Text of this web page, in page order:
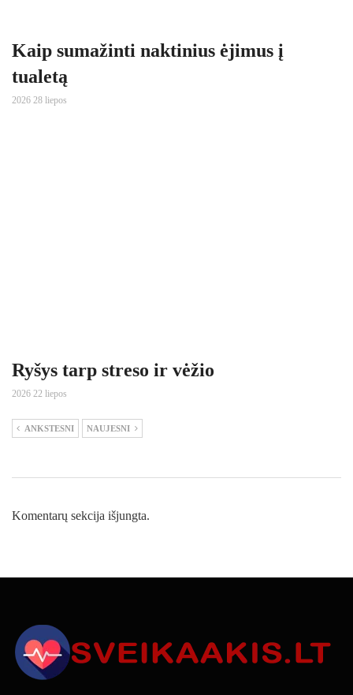
Kaip sumažinti naktinius ėjimus į
tualetą
2026 28 liepos
Ryšys tarp streso ir vėžio
2026 22 liepos
ANKSTESNI NAUJESNI
Komentarų sekcija išjungta.